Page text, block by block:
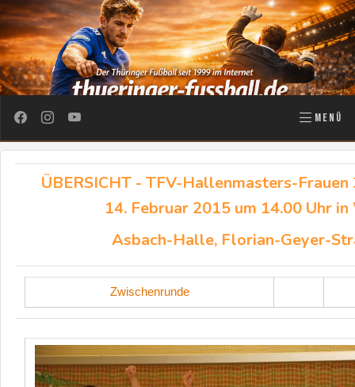
MENÜ
ÜBERSICHT - TFV-Hallenmasters-Frauen
14. Februar 2015 um 14.00 Uhr
Asbach-Halle, Florian-Geyer-
Zwischenrunde